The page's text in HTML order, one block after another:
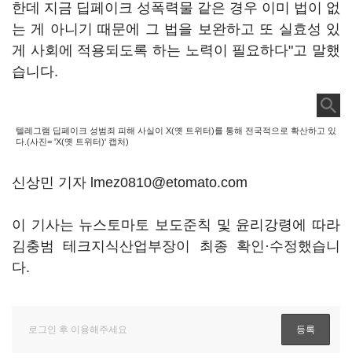
한데 지금 딥페이크 성폭력물 같은 경우 이미 법이 없
는 게 아니기 때문에 그 법을 보완하고 또 실효성 있
게 사회에 적용되도록 하는 노력이 필요하다"고 말했
습니다.
텔레그램 딥페이크 성범죄 피해 사실이 X(옛 트위터)를 통해 전국적으로 확산하고 있
다.(사진= 'X(옛 트위터)' 캡처)
신상민 기자 lmez0810@etomato.com
이 기사는 뉴스토마토 보도준칙 및 윤리강령에 따라
김충범 테크지식산업부장이 최종 확인·수정했습니
다.